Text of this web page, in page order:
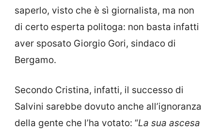
saperlo, visto che è sì giornalista, ma non
di certo esperta politoga: non basta infatti
aver sposato Giorgio Gori, sindaco di
Bergamo.
Secondo Cristina, infatti, il successo di
Salvini sarebbe dovuto anche all’ignoranza
della gente che l’ha votato: “La sua ascesa